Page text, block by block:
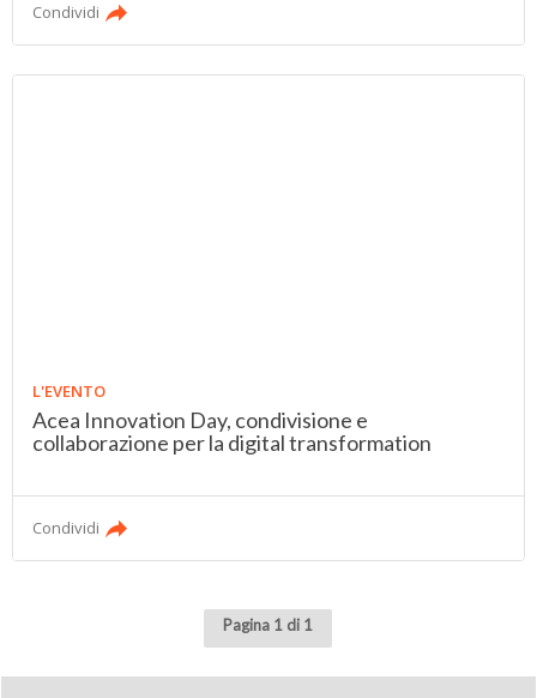
Condividi
L'EVENTO
Acea Innovation Day, condivisione e
collaborazione per la digital transformation
Condividi
Pagina 1 di 1